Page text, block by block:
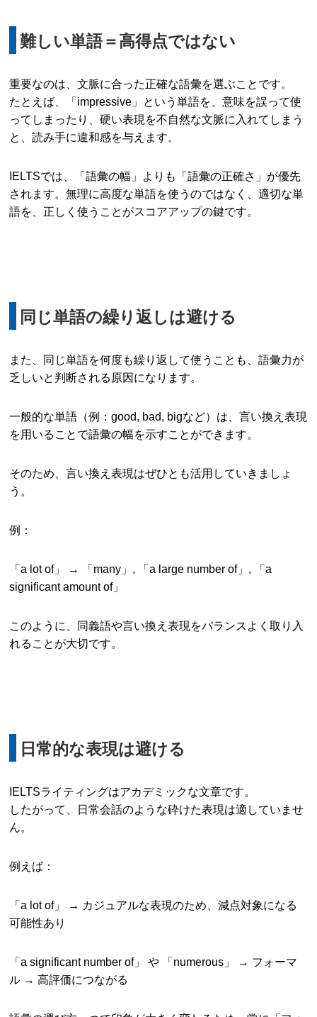
難しい単語＝高得点ではない
重要なのは、文脈に合った正確な語彙を選ぶことです。
たとえば、「impressive」という単語を、意味を誤って使
ってしまったり、硬い表現を不自然な文脈に入れてしまう
と、読み手に違和感を与えます。
IELTSでは、「語彙の幅」よりも「語彙の正確さ」が優先
されます。無理に高度な単語を使うのではなく、適切な単
語を、正しく使うことがスコアアップの鍵です。
同じ単語の繰り返しは避ける
また、同じ単語を何度も繰り返して使うことも、語彙力が
乏しいと判断される原因になります。
一般的な単語（例：good, bad, bigなど）は、言い換え表現
を用いることで語彙の幅を示すことができます。
そのため、言い換え表現はぜひとも活用していきましょ
う。
例：
「a lot of」 → 「many」, 「a large number of」, 「a
significant amount of」
このように、同義語や言い換え表現をバランスよく取り入
れることが大切です。
日常的な表現は避ける
IELTSライティングはアカデミックな文章です。
したがって、日常会話のような砕けた表現は適していませ
ん。
例えば：
「a lot of」 → カジュアルな表現のため、減点対象になる
可能性あり
「a significant number of」 や 「numerous」 → フォーマ
ル → 高評価につながる